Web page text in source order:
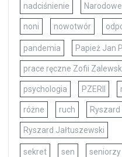
nadciśnienie
noni nowotwór
pandemia Papież Jan
prace ręczne Zofii
psychologia PZERII
różne ruch
Ryszard Jałtuszewski
sekret sen seniorzy